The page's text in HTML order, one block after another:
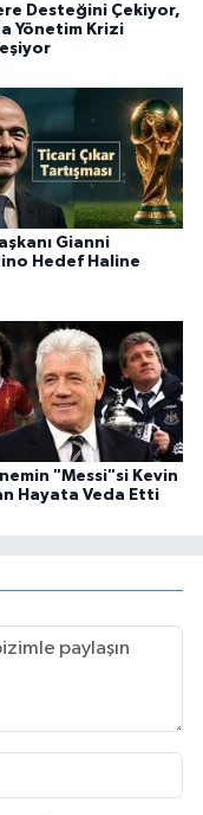
Desteğini Çekiyor,
Yönetim Krizi
Gianni
Hedef Haline
"Messi"si Kevin
Hayata Veda Etti